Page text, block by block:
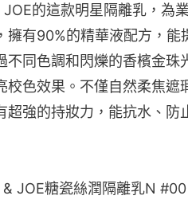
JOE的這款明星隔離乳，為
擁有90%的精華液配方，
不同色調和閃爍的香檳金
校色效果。不僅自然柔焦遮
超強的持妝力，能抗水、
& JOE糖瓷絲潤隔離乳N